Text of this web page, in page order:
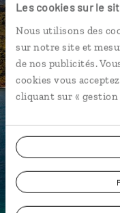
Les cookies sur le
Nous utilisons des
sur notre site et
de nos publicités.
cookies vous
cliquant sur « gestion
Suivez vos
spécialistes
Ils sauront
près de vos
Échangez en
connectés en